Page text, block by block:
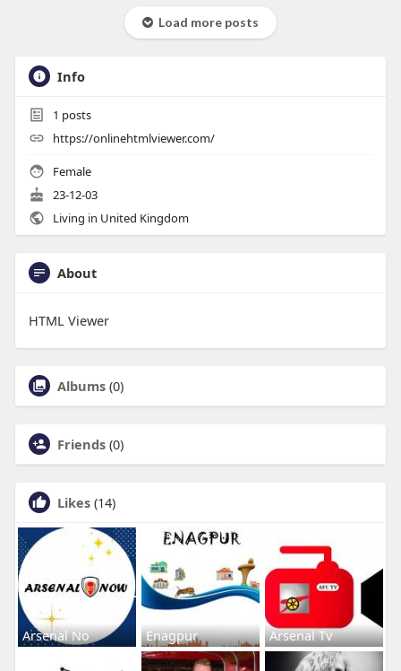
Load more posts
Info
1 posts
https://onlinehtmlviewer.com/
Female
23-12-03
Living in United Kingdom
About
HTML Viewer
Albums (0)
Friends (0)
Likes (14)
Arsenal No Enagpur Arsenal Tv